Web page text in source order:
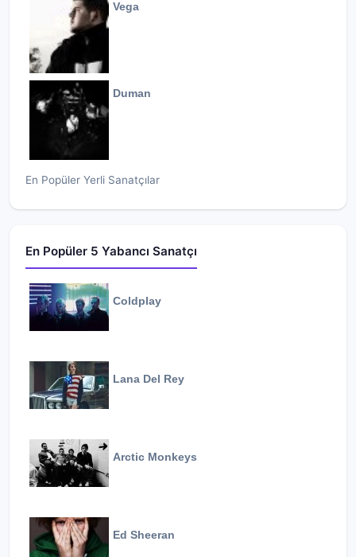
Vega
Duman
En Popüler Yerli Sanatçılar
En Popüler 5 Yabancı Sanatçı
Coldplay
Lana Del Rey
Arctic Monkeys
Ed Sheeran